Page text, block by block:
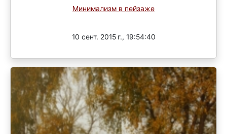
Минимализм в пейзаже
10 сент. 2015 г., 19:54:40